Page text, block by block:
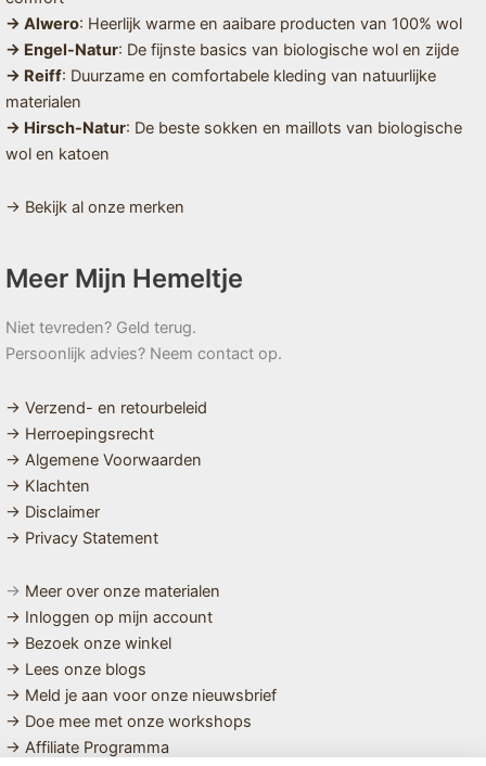
→ Alwero: Heerlijk warme en aaibare producten van 100% wol
→ Engel-Natur: De fijnste basics van biologische wol en zijde
→ Reiff: Duurzame en comfortabele kleding van natuurlijke
materialen
→ Hirsch-Natur: De beste sokken en maillots van biologische
wol en katoen
→ Bekijk al onze merken
Meer Mijn Hemeltje
Niet tevreden? Geld terug.
Persoonlijk advies? Neem contact op.
→ Verzend- en retourbeleid
→ Herroepingsrecht
→ Algemene Voorwaarden
→ Klachten
→ Disclaimer
→ Privacy Statement
→ Meer over onze materialen
→ Inloggen op mijn account
→ Bezoek onze winkel
→ Lees onze blogs
→ Meld je aan voor onze nieuwsbrief
→ Doe mee met onze workshops
→ Affiliate Programma